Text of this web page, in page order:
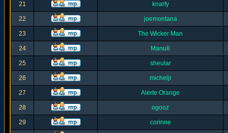
21 knarfy
22 joemontana
23 The Wicker Man
24 Manu8
25 sheular
26 micheljr
27 Alerte Orange
28 ogooz
29 corinne